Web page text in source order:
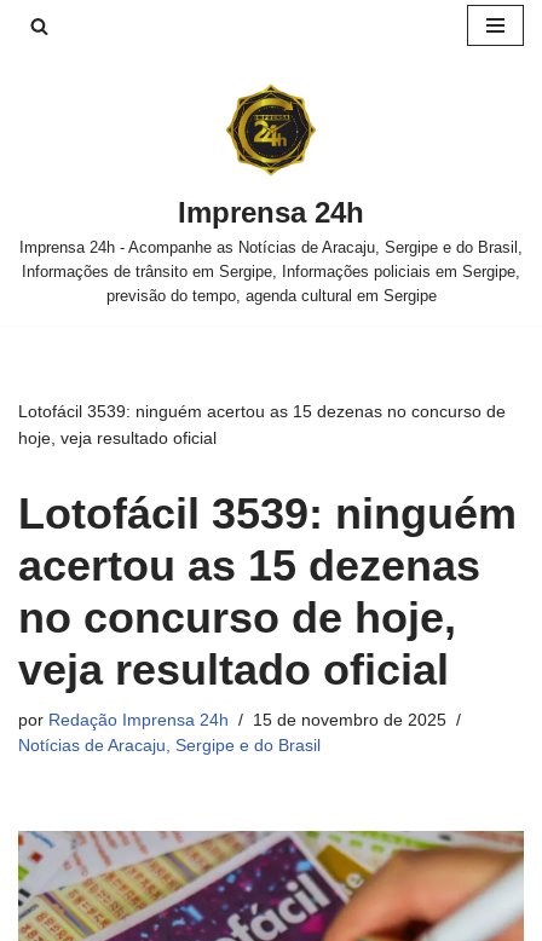
Imprensa 24h
Imprensa 24h - Acompanhe as Notícias de Aracaju, Sergipe e do Brasil,
Informações de trânsito em Sergipe, Informações policiais em Sergipe,
previsão do tempo, agenda cultural em Sergipe
Lotofácil 3539: ninguém acertou as 15 dezenas no concurso de
hoje, veja resultado oficial
Lotofácil 3539: ninguém
acertou as 15 dezenas
no concurso de hoje,
veja resultado oficial
por Redação Imprensa 24h
15 de novembro de 2025
Notícias de Aracaju, Sergipe e do Brasil